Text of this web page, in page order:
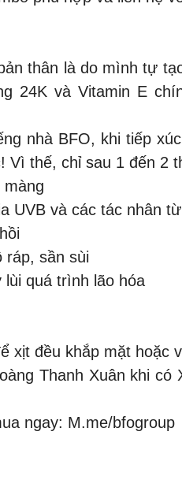
thân là do mình tự
24K và Vitamin E
nhà BFO, khi tiếp
Vì thế, chỉ sau 1 đến 2
UVB và các tác nhân
ráp, sần sùi
quá trình lão hóa
xịt đều khắp mặt hoặc
Thanh Xuân khi
ngay: M.me/bfogroup